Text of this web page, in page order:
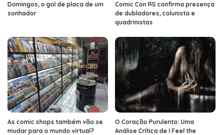
Domingos, o gol de placa de um
sonhador
Comic Con RS confirma presença
de dubladores, colunista e
quadrinistas
As comic shops também vão se
mudar para o mundo virtual?
O Coração Purulento: Uma
Análise Crítica de I Feel the